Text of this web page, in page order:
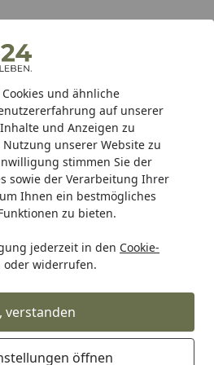
und ähnliche
auf unserer
und Anzeigen zu
unserer Website zu
stimmen Sie der
sowie der Verarbeitung Ihrer
Ihnen ein bestmögliches
zu bieten.
jederzeit in den Cookie-
oder widerrufen.
verstanden
öffnen
Hotline
Sandfilteranlage & Pool-
bis 468,99€)
Vent Black Performer 20 (69402)
P-Vent Black